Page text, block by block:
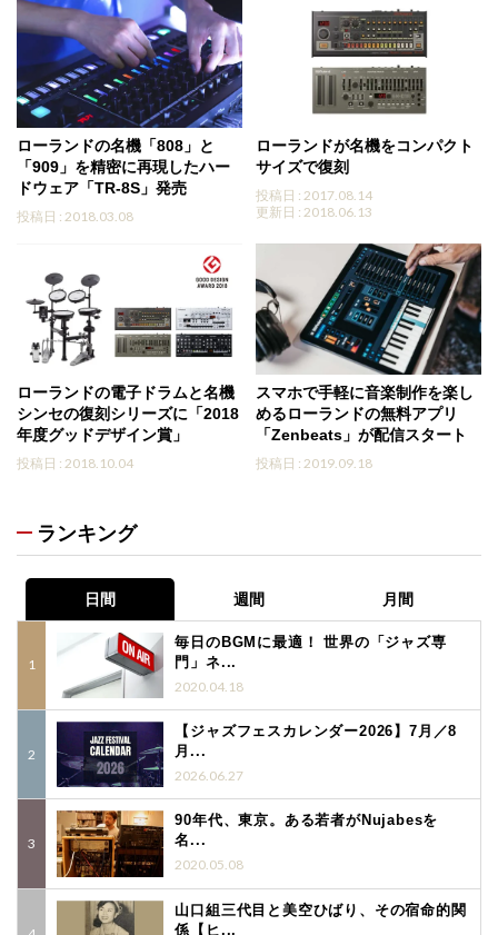
ローランドの名機「808」と
「909」を精密に再現したハー
ドウェア「TR-8S」発売
投稿日 : 2018.03.08
ローランドが名機をコンパクト
サイズで復刻
投稿日 : 2017.08.14
更新日 : 2018.06.13
ローランドの電子ドラムと名機
シンセの復刻シリーズに「2018
年度グッドデザイン賞」
投稿日 : 2018.10.04
スマホで手軽に音楽制作を楽し
めるローランドの無料アプリ
「Zenbeats」が配信スタート
投稿日 : 2019.09.18
ランキング
日間 週間 月間
毎日のBGMに最適！ 世界の「ジャズ専
門」ネ...
2020.04.18
【ジャズフェスカレンダー2026】7月／8
月...
2026.06.27
90年代、東京。ある若者がNujabesを
名...
2020.05.08
山口組三代目と美空ひばり、その宿命的関
係【ヒ...